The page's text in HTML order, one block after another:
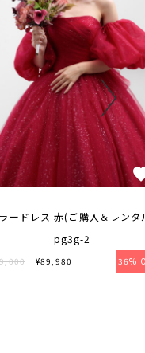
ードレス 赤(ご購入＆レンタ
pg3g-2
¥89,980 36%